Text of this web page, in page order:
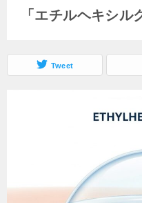
「エチルヘキシ
Tweet